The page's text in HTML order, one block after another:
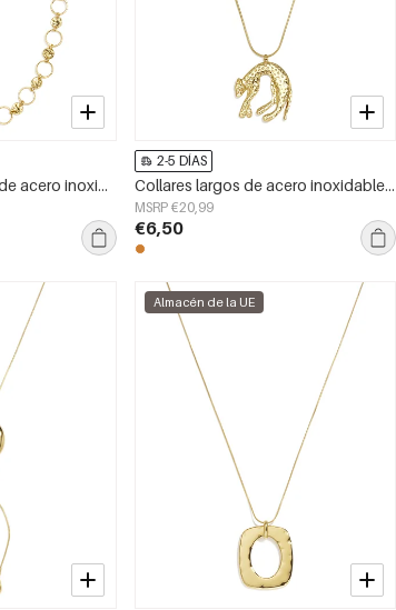
Collares de cadena de acero inoxidable, cadena sencilla para uso diario, serie sencilla, joyería para mujer
2-5 DÍAS
Collares largos de acero inoxidable con diseño de animales, joyería casual para mujer, para uso diario.
MSRP €20,99
€6,50
Almacén de la UE